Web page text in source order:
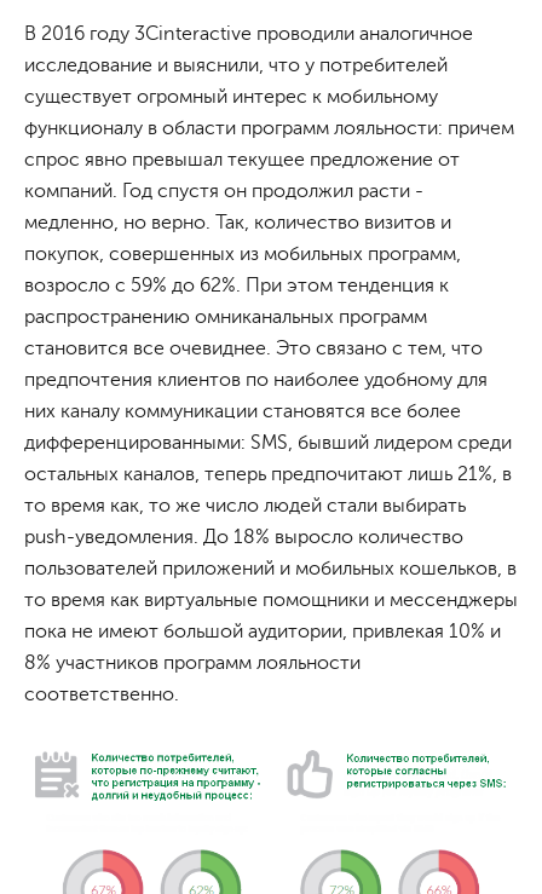
В 2016 году 3Cinteractive проводили аналогичное
исследование и выяснили, что у потребителей
существует огромный интерес к мобильному
функционалу в области программ лояльности: причем
спрос явно превышал текущее предложение от
компаний. Год спустя он продолжил расти -
медленно, но верно. Так, количество визитов и
покупок, совершенных из мобильных программ,
возросло с 59% до 62%. При этом тенденция к
распространению омниканальных программ
становится все очевиднее. Это связано с тем, что
предпочтения клиентов по наиболее удобному для
них каналу коммуникации становятся все более
дифференцированными: SMS, бывший лидером среди
остальных каналов, теперь предпочитают лишь 21%, в
то время как, то же число людей стали выбирать
push-уведомления. До 18% выросло количество
пользователей приложений и мобильных кошельков, в
то время как виртуальные помощники и мессенджеры
пока не имеют большой аудитории, привлекая 10% и
8% участников программ лояльности
соответственно.